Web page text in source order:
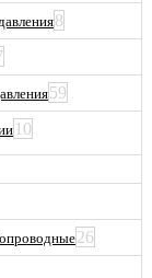
8
59
10
26